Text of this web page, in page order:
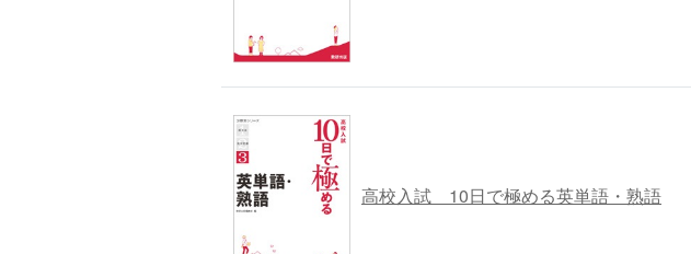
高校入試 10日で極める英単語・熟語